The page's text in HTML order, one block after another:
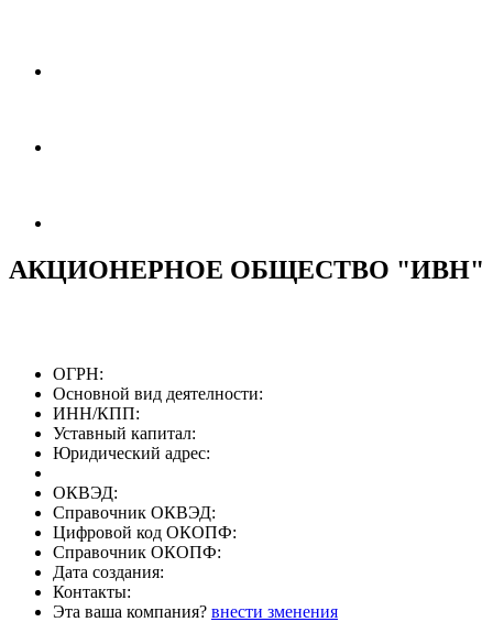
АКЦИОНЕРНОЕ ОБЩЕСТВО "ИВН"
ОГРН:
Основной вид деятелности:
ИНН/КПП:
Уставный капитал:
Юридический адрес:
ОКВЭД:
Справочник ОКВЭД:
Цифровой код ОКОПФ:
Справочник ОКОПФ:
Дата создания:
Контакты:
Эта ваша компания? внести зменения